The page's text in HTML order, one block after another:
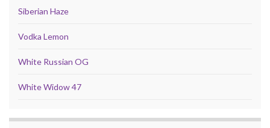
Siberian Haze
Vodka Lemon
White Russian OG
White Widow 47